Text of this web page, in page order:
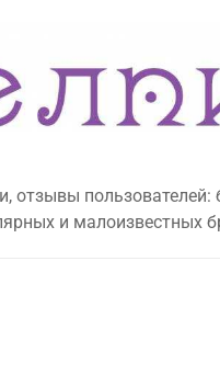
отзывы
и малоизвестных